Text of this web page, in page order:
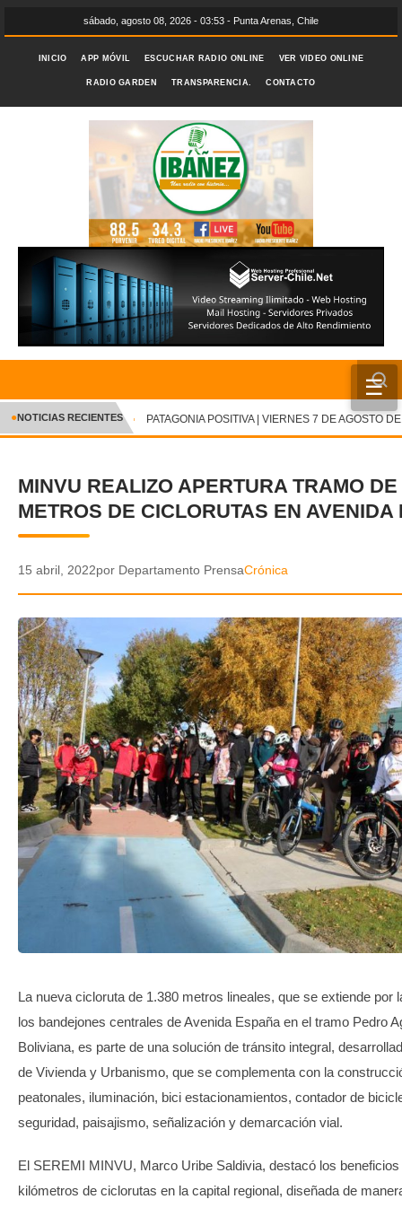
sábado, agosto 08, 2026 - 03:53 - Punta Arenas, Chile
INICIO APP MÓVIL ESCUCHAR RADIO ONLINE VER VIDEO ONLINE
RADIO GARDEN TRANSPARENCIA. CONTACTO
☰
INICIO
CRÓNICA
DEPORTES
POLICIAL
AUDIOS
VIDEOS
GALERIA DE FOTOS
APP MÓVIL
TRANSPARENCIA
✕
●NOTICIAS RECIENTES PATAGONIA POSITIVA | VIERNES 7 DE AGOSTO DE
MINVU REALIZO APERTURA TRAMO DE
METROS DE CICLORUTAS EN AVENIDA
15 abril, 2022por Departamento PrensaCrónica
La nueva cicloruta de 1.380 metros lineales, que se extiende por
los bandejones centrales de Avenida España en el tramo Pedro
Boliviana, es parte de una solución de tránsito integral,
de Vivienda y Urbanismo, que se complementa con la
peatonales, iluminación, bici estacionamientos, contador de
seguridad, paisajismo, señalización y demarcación vial.
El SEREMI MINVU, Marco Uribe Saldivia, destacó los
kilómetros de ciclorutas en la capital regional, diseñada de